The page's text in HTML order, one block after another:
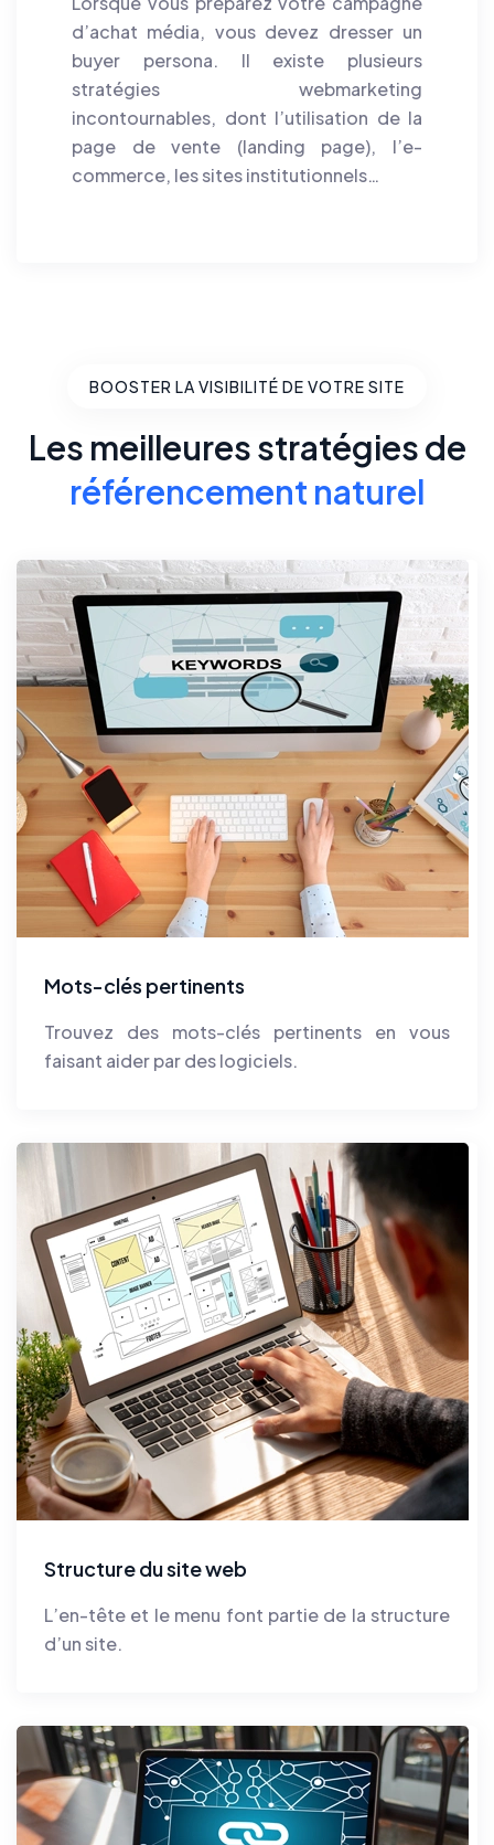
d’achat média, vous devez dresser un
buyer persona. Il existe plusieurs
stratégies webmarketing
incontournables, dont l’utilisation de la
page de vente (landing page), l’e-
commerce, les sites institutionnels…
BOOSTER LA VISIBILITÉ DE VOTRE SITE
Les meilleures stratégies de
référencement naturel
Mots-clés pertinents
Trouvez des mots-clés pertinents en vous
faisant aider par des logiciels.
Structure du site web
L’en-tête et le menu font partie de la structure
d’un site.